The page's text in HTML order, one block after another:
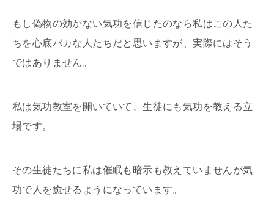
もし偽物の効かない気功を信じたのなら私はこの人た
ちを心底バカな人たちだと思いますが、実際にはそう
ではありません。
私は気功教室を開いていて、生徒にも気功を教える立
場です。
その生徒たちに私は催眠も暗示も教えていませんが気
功で人を癒せるようになっています。